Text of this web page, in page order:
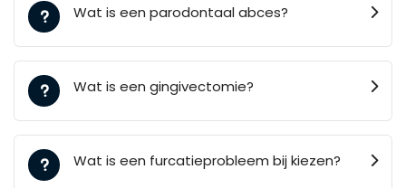
Wat is een parodontaal abces?
Wat is een gingivectomie?
Wat is een furcatieprobleem bij kiezen?